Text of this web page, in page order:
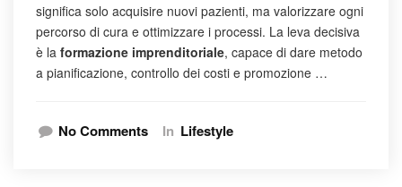
significa solo acquisire nuovi pazienti, ma valorizzare ogni
percorso di cura e ottimizzare i processi. La leva decisiva
è la formazione imprenditoriale, capace di dare metodo
a pianificazione, controllo dei costi e promozione …
No Comments In Lifestyle